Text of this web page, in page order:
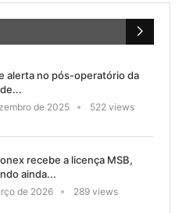
alerta no pós-operatório da
de 2025 522 views
recebe a licença MSB,
ainda...
de 2026 289 views